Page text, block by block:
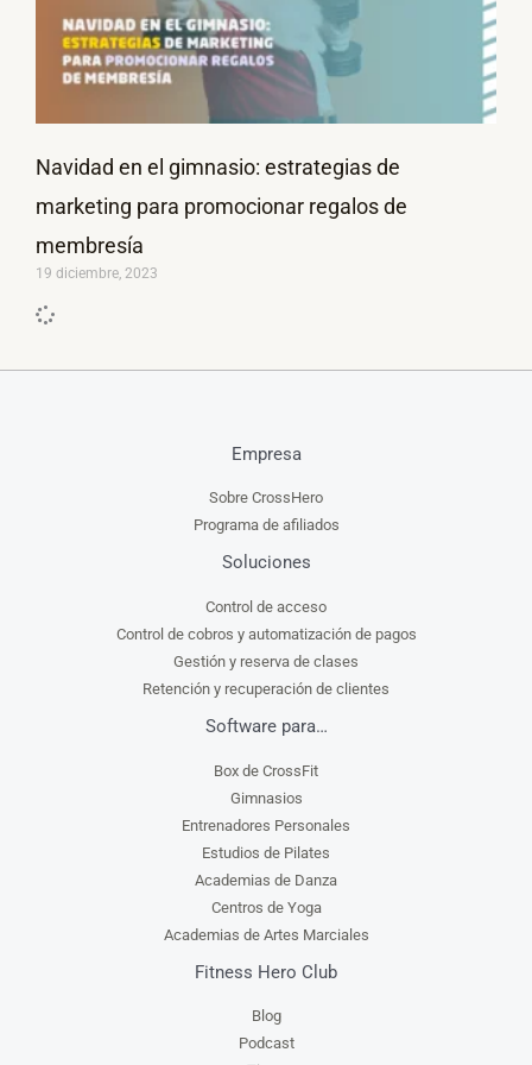
Navidad en el gimnasio: estrategias de
marketing para promocionar regalos de
membresía
19 diciembre, 2023
Empresa
Sobre CrossHero
Programa de afiliados
Soluciones
Control de acceso
Control de cobros y automatización de pagos
Gestión y reserva de clases
Retención y recuperación de clientes
Software para…
Box de CrossFit
Gimnasios
Entrenadores Personales
Estudios de Pilates
Academias de Danza
Centros de Yoga
Academias de Artes Marciales
Fitness Hero Club
Blog
Podcast